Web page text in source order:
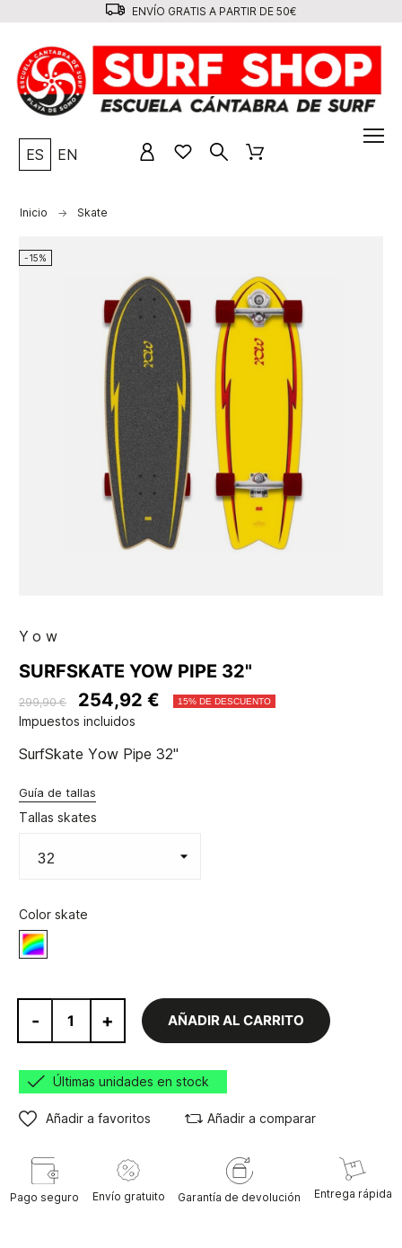
ENVÍO GRATIS A PARTIR DE 50€
ES EN
Inicio Skate
-15%
Yow
SURFSKATE YOW PIPE 32"
299,90 € 254,92 € 15% DE DESCUENTO
Impuestos incluidos
SurfSkate Yow Pipe 32"
Guía de tallas
Tallas skates
Color skate
Varios
- + AÑADIR AL CARRITO
Últimas unidades en stock
Añadir a favoritos Añadir a comparar
Pago seguro Envío gratuito Garantía de devolución Entrega rápida